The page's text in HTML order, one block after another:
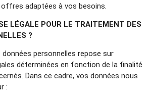
adaptées à vos besoins.
LÉGALE POUR LE TRAITEMENT DES
?
personnelles repose sur
déterminées en fonction de la finalité
Dans ce cadre, vos données nous
: